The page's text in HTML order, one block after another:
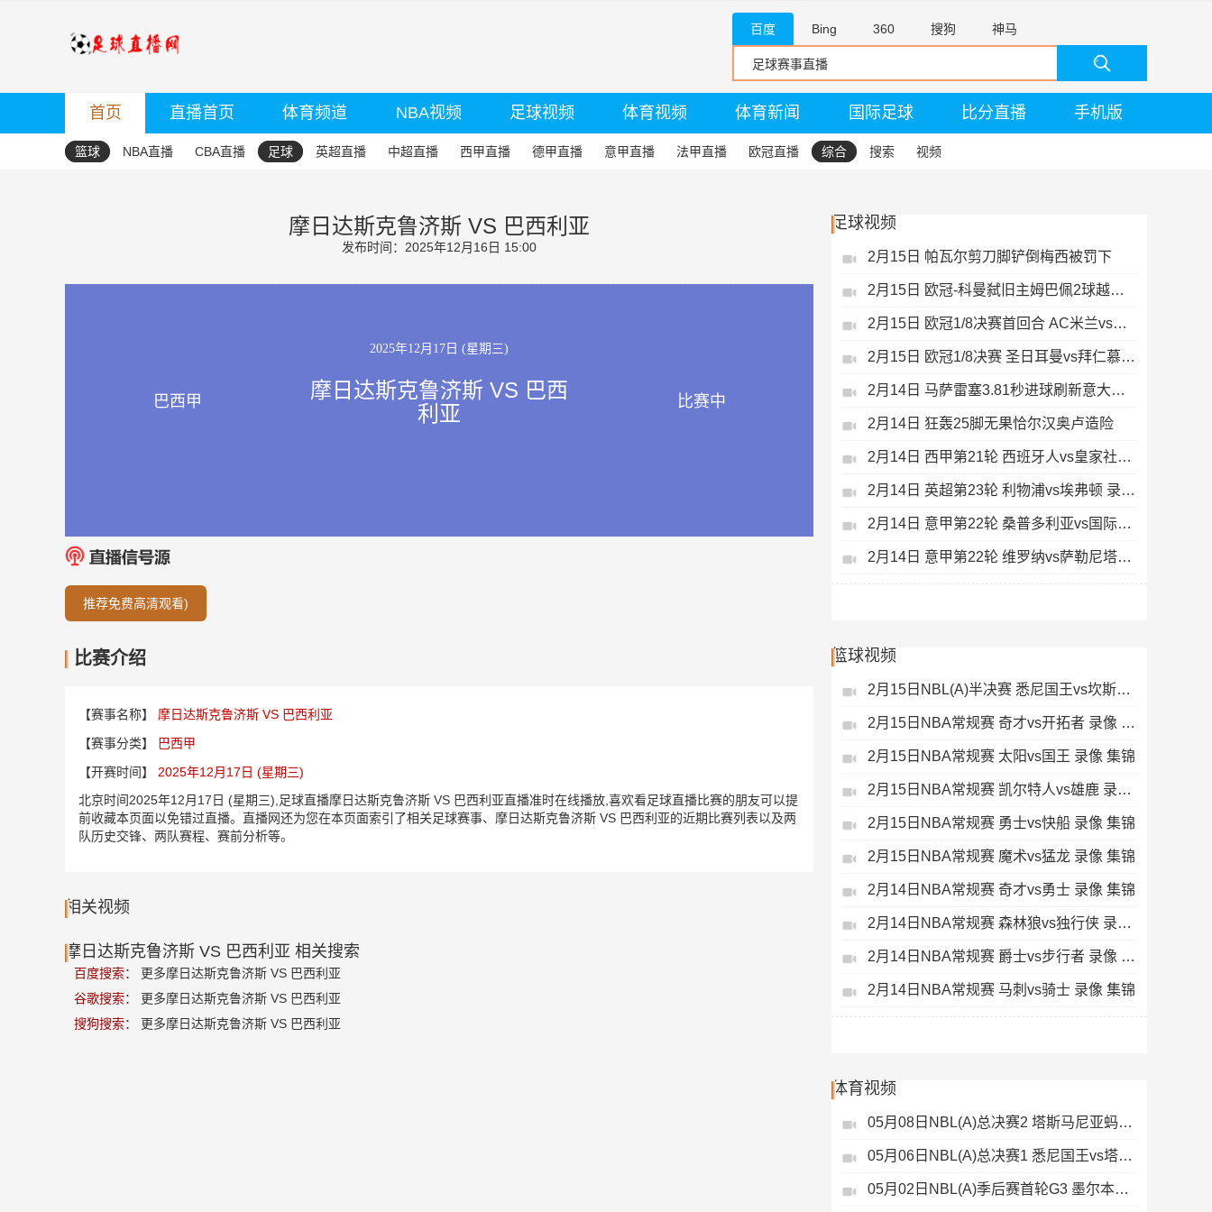
百度 Bing 360 搜狗 神马
首页 直播首页 体育频道 NBA视频 足球视频 体育视频 体育新闻 国际足球 比分直播 手机版
篮球 NBA直播 CBA直播 足球 英超直播 中超直播 西甲直播 德甲直播 意甲直播 法甲直播 欧冠直播 综合 搜索 视频
摩日达斯克鲁济斯 VS 巴西利亚
发布时间：2025年12月16日 15:00
2025年12月17日 (星期三)
巴西甲
摩日达斯克鲁济斯 VS 巴西
利亚
比赛中
推荐免费高清观看)
比赛介绍
【赛事名称】
摩日达斯克鲁济斯 VS 巴西利亚
【赛事分类】
巴西甲
【开赛时间】
2025年12月17日 (星期三)
北京时间2025年12月17日 (星期三),足球直播摩日达斯克鲁济斯 VS 巴西利亚直播准时在线播放,喜欢看足球直播比赛的朋友可以提
前收藏本页面以免错过直播。直播网还为您在本页面索引了相关足球赛事、摩日达斯克鲁济斯 VS 巴西利亚的近期比赛列表以及两
队历史交锋、两队赛程、赛前分析等。
相关视频
摩日达斯克鲁济斯 VS 巴西利亚 相关搜索
百度搜索：
更多摩日达斯克鲁济斯 VS 巴西利亚
谷歌搜索：
更多摩日达斯克鲁济斯 VS 巴西利亚
搜狗搜索：
更多摩日达斯克鲁济斯 VS 巴西利亚
足球视频
2月15日 帕瓦尔剪刀脚铲倒梅西被罚下
2月15日 欧冠-科曼弑旧主姆巴佩2球越位无效
2月15日 欧冠1/8决赛首回合 AC米兰vs热刺 录像 集锦
2月15日 欧冠1/8决赛 圣日耳曼vs拜仁慕尼黑 录像 集锦
2月14日 马萨雷塞3.81秒进球刷新意大利历史
2月14日 狂轰25脚无果恰尔汉奥卢造险
2月14日 西甲第21轮 西班牙人vs皇家社会 录像 集锦
2月14日 英超第23轮 利物浦vs埃弗顿 录像 集锦
2月14日 意甲第22轮 桑普多利亚vs国际米兰 录像 集锦
2月14日 意甲第22轮 维罗纳vs萨勒尼塔纳 录像 集锦
篮球视频
2月15日NBL(A)半决赛 悉尼国王vs坎斯大班 录像 集锦
2月15日NBA常规赛 奇才vs开拓者 录像 集锦
2月15日NBA常规赛 太阳vs国王 录像 集锦
2月15日NBA常规赛 凯尔特人vs雄鹿 录像 集锦
2月15日NBA常规赛 勇士vs快船 录像 集锦
2月15日NBA常规赛 魔术vs猛龙 录像 集锦
2月14日NBA常规赛 奇才vs勇士 录像 集锦
2月14日NBA常规赛 森林狼vs独行侠 录像 集锦
2月14日NBA常规赛 爵士vs步行者 录像 集锦
2月14日NBA常规赛 马刺vs骑士 录像 集锦
体育视频
05月08日NBL(A)总决赛2 塔斯马尼亚蚂蚁vs悉尼国王 录像
05月06日NBL(A)总决赛1 悉尼国王vs塔斯马尼亚蚂蚁 全场录像
05月02日NBL(A)季后赛首轮G3 墨尔本联 - 塔斯马尼亚蚂蚁 录像集锦